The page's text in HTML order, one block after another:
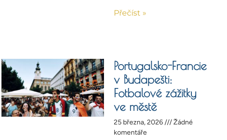
Přečíst »
Portugalsko-Francie
v Budapešti:
Fotbalové zážitky
ve městě
25 března, 2026
Žádné
komentáře